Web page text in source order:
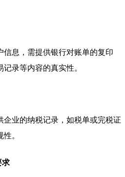
信息，需提供银行对账单的复印
录等内容的真实性。
企业的纳税记录，如税单或完税证
。
求